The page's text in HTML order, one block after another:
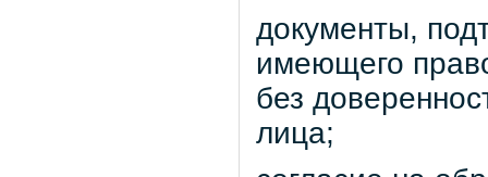
документы,
имеющего
без
лица;